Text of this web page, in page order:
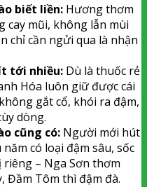
biết liền: Hương thơm
cay mũi, không lẫn mùi
chỉ cần ngửi qua là nhận
tới nhiều: Dù là thuốc rẻ
Hóa luôn giữ được cái
gắt cổ, khói ra đậm,
dòng.
cũng có: Người mới hút
có loại đậm sâu, sốc
– Nga Sơn thơm
Đầm Tôm thì đậm đà.